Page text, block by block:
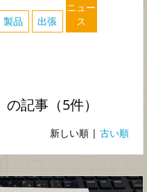
製品 出張
ニュー
ス
の記事（5件）
新しい順 | 古い順